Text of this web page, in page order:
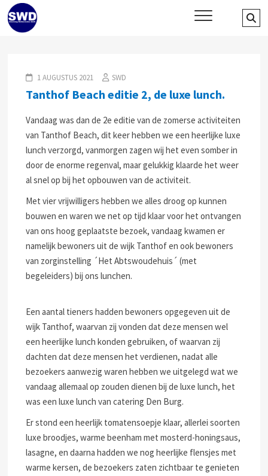
Skip
content
SWD – Stichting Welbevinden
WIJ ZETTEN ONS IN VOOR HET WELZIJN EN VERBINDEN VAN JONG
1 AUGUSTUS 2021 SWD
Tanthof Beach editie 2, de luxe lunch.
Vandaag was dan de 2e editie van de zomerse activiteiten
van Tanthof Beach, dit keer hebben we een heerlijke luxe
lunch verzorgd, vanmorgen zagen wij het even somber in
door de enorme regenval, maar gelukkig klaarde het weer
al snel op bij het opbouwen van de activiteit.
Met vier vrijwilligers hebben we alles droog op kunnen
bouwen en waren we net op tijd klaar voor het ontvangen
van ons hoog geplaatste bezoek, vandaag kwamen er
namelijk bewoners uit de wijk Tanthof en ook bewoners
van zorginstelling ´Het Abtswoudehuis´ (met
begeleiders) bij ons lunchen.
Een aantal tieners hadden bewoners opgegeven uit de
wijk Tanthof, waarvan zij vonden dat deze mensen wel
een heerlijke lunch konden gebruiken, of waarvan zij
dachten dat deze mensen het verdienen, nadat alle
bezoekers aanwezig waren hebben we uitgelegd wat we
vandaag allemaal op zouden dienen bij de luxe lunch, het
was een luxe lunch van catering Den Burg.
Er stond een heerlijk tomatensoepje klaar, allerlei soorten
luxe broodjes, warme beenham met mosterd-honingsaus,
lasagne, en daarna hadden we nog heerlijke flensjes met
warme kersen, de bezoekers zaten zichtbaar te genieten